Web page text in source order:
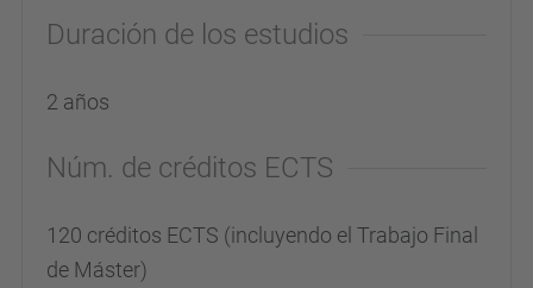
Duración de los estudios
2 años
Núm. de créditos ECTS
120 créditos ECTS (incluyendo el Trabajo Final
de Máster)